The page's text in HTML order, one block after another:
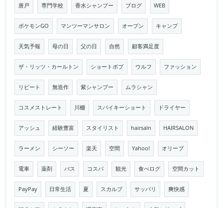
唐戸 専門学校 香水シャンプー ブログ WEB
ポケモンGO マンツーマンサロン オープン キャンプ
天気予報 母の日 父の日 自然 顧客満足度
ザ・リッツ・カールトン ショートボブ ウルフ ファッション
リピート 無造作 紫シャンプー ムラシャン
コスメストレート 川棚 スパイキーショート ドライヤー
アッシュ 経験豊富 スタイリスト hairsaln HAIRSALON
ラーメン シーソー 楽天 空間 Yahoo! オリーブ
電車 薬剤 バス コスパ 観光 食べログ 空間カット
PayPay 日常生活 夏 スカルプ サッパリ 爽快感